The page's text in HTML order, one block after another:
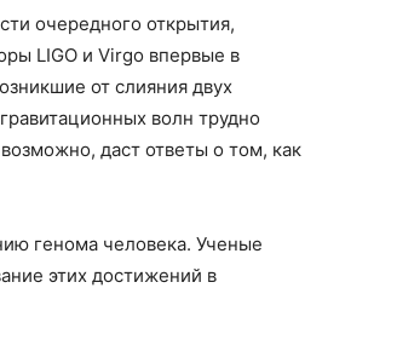
очередного открытия,
LIGO и Virgo впервые в
от слияния двух
волн трудно
даст ответы о том, как
генома человека. Ученые
этих достижений в